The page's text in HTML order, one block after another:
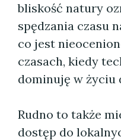
bliskość natury
spędzania czasu
co jest
czasach, kiedy
dominuję w życiu
Rudno to także
dostęp do